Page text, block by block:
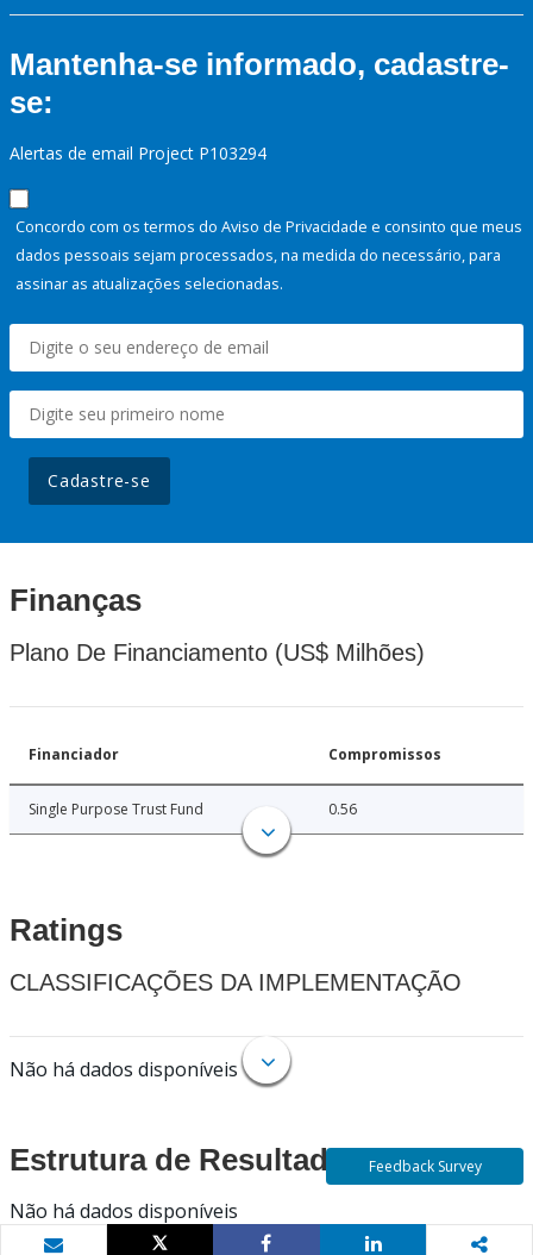
Mantenha-se informado, cadastre-
se:
Alertas de email Project P103294
Concordo com os termos do Aviso de Privacidade e consinto que meus
dados pessoais sejam processados, na medida do necessário, para
assinar as atualizações selecionadas.
Cadastre-se
Finanças
Plano De Financiamento (US$ Milhões)
Financiador Compromissos
Single Purpose Trust Fund 0.56
Ratings
CLASSIFICAÇÕES DA IMPLEMENTAÇÃO
Não há dados disponíveis
Estrutura de Resultados
Não há dados disponíveis
Feedback Survey